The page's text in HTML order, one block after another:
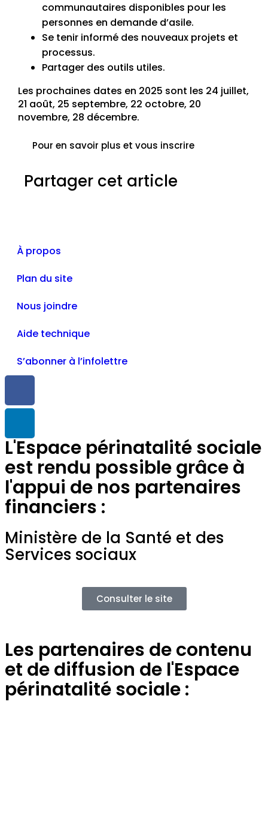
communautaires disponibles pour les
personnes en demande d’asile.
Se tenir informé des nouveaux projets et
processus.
Partager des outils utiles.
Les prochaines dates en 2025 sont les 24 juillet,
21 août, 25 septembre, 22 octobre, 20
novembre, 28 décembre.
Pour en savoir plus et vous inscrire
Partager cet article
À propos
Plan du site
Nous joindre
Aide technique
S’abonner à l’infolettre
L'Espace périnatalité sociale
est rendu possible grâce à
l'appui de nos partenaires
financiers :
Ministère de la Santé et des
Services sociaux
Consulter le site
Les partenaires de contenu
et de diffusion de l'Espace
périnatalité sociale :